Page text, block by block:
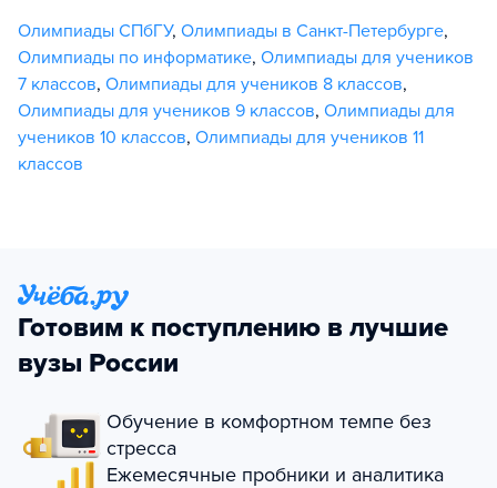
Олимпиады СПбГУ, Олимпиады в Санкт-Петербурге,
Олимпиады по информатике, Олимпиады для учеников
7 классов, Олимпиады для учеников 8 классов,
Олимпиады для учеников 9 классов, Олимпиады для
учеников 10 классов, Олимпиады для учеников 11
классов
Готовим к поступлению в лучшие
вузы России
Обучение в комфортном темпе без
стресса
Ежемесячные пробники и аналитика